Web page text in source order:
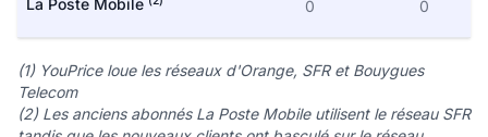
La Poste Mobile 0 0
(1) YouPrice loue les réseaux d'Orange, SFR et Bouygues
Telecom
(2) Les anciens abonnés La Poste Mobile utilisent le réseau SFR